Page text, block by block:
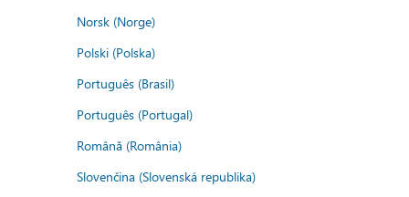
Norsk (Norge)
Polski (Polska)
Português (Brasil)
Português (Portugal)
Română (România)
Slovenčina (Slovenská republika)